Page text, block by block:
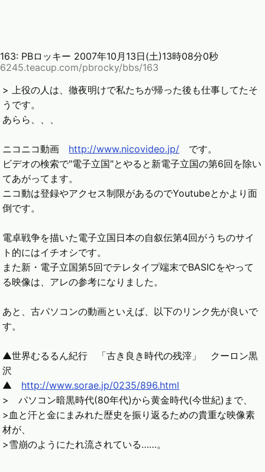
163: PBロッキー 2007年10月13日(土)13時08分0秒
6245.teacup.com/pbrocky/bbs/163
> 上役の人は、徹夜明けで私たちが帰った後も仕事してたそ
うです。
あらら、、、
ニコニコ動画 http://www.nicovideo.jp/ です。
ビデオの検索で"電子立国"とやると新電子立国の第6回を除い
てあがってます。
ニコ動は登録やアクセス制限があるのでYoutubeとかより面
倒です。
電卓戦争を描いた電子立国日本の自叙伝第4回がうちのサイ
ト的にはイチオシです。
また新・電子立国第5回でテレタイプ端末でBASICをやって
る映像は、アレの参考になりました。
あと、古パソコンの動画といえば、以下のリンク先が良いで
す。
▲世界むるるん紀行 「古き良き時代の残滓」 クーロン黒
沢
▲ http://www.sorae.jp/0235/896.html
> パソコン暗黒時代(80年代)から黄金時代(今世紀)まで、
>血と汗と金にまみれた歴史を振り返るための貴重な映像素
材が、
>雪崩のようにたれ流されている……。